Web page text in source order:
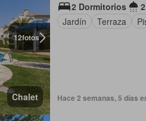
12fotos
Chalet
2 Dormitorios
Jardín
Terraza
Hace 2 semanas, 5 días